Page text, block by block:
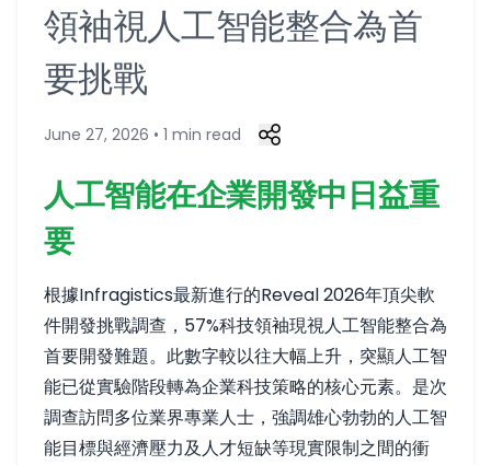
領袖視人工智能整合為首
要挑戰
June 27, 2026 • 1 min read
人工智能在企業開發中日益重
要
根據Infragistics最新進行的Reveal 2026年頂尖軟
件開發挑戰調查，57%科技領袖現視人工智能整合為
首要開發難題。此數字較以往大幅上升，突顯人工智
能已從實驗階段轉為企業科技策略的核心元素。是次
調查訪問多位業界專業人士，強調雄心勃勃的人工智
能目標與經濟壓力及人才短缺等現實限制之間的衝